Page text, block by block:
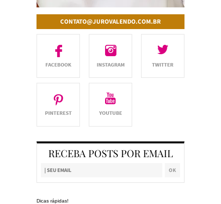
CONTATO@JUROVALENDO.COM.BR
RECEBA POSTS POR EMAIL
Dicas rápidas!